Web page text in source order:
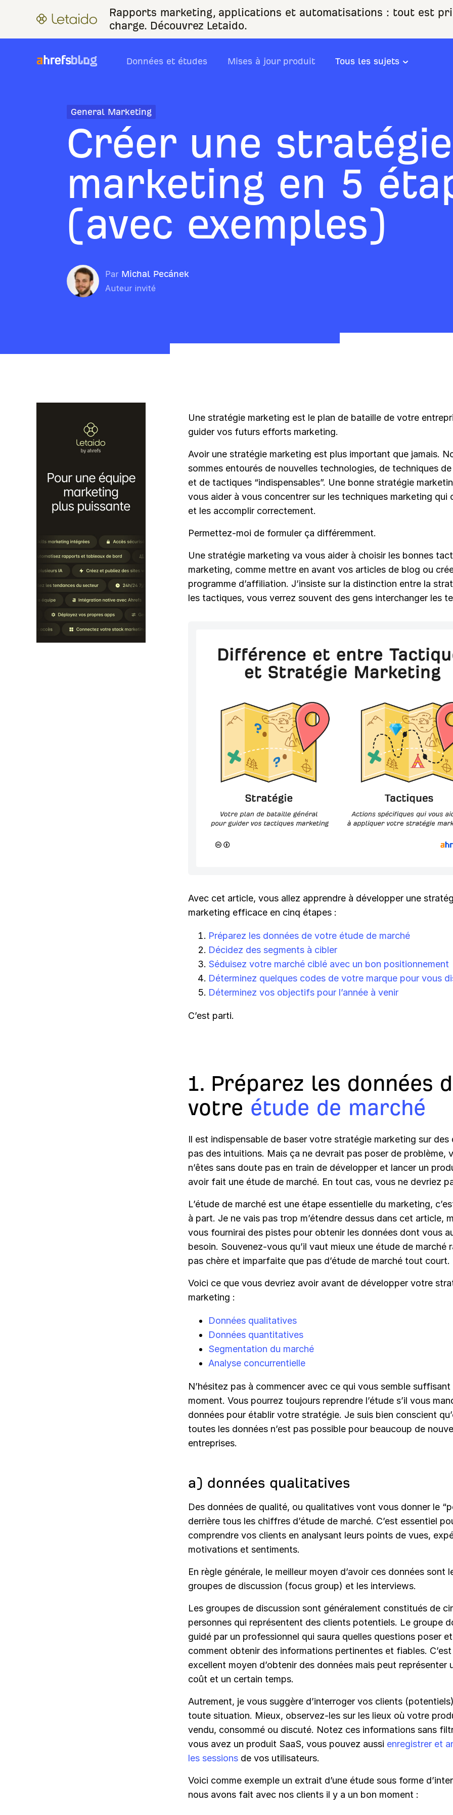
Rapports marketing, applications et automatisations : tout est
charge. Découvrez Letaido.
Données et études Mises à jour produit Tous les sujets
General Marketing
Créer une stratégie
marketing en 5
(avec exemples)
Par Michal Pecánek
Auteur invité
Une stratégie marketing est le plan de bataille de votre
guider vos futurs efforts marketing.
Avoir une stratégie marketing est plus important que jamais.
sommes entourés de nouvelles technologies, de techniques
et de tactiques “indispensables”. Une bonne stratégie
vous aider à vous concentrer sur les techniques marketing qui
et les accomplir correctement.
Permettez-moi de formuler ça différemment.
Une stratégie marketing va vous aider à choisir les bonnes
marketing, comme mettre en avant vos articles de blog ou
programme d’affiliation. J’insiste sur la distinction entre la
les tactiques, vous verrez souvent des gens interchanger les
Avec cet article, vous allez apprendre à développer une
marketing efficace en cinq étapes :
Préparez les données de votre étude de marché
Décidez des segments à cibler
Séduisez votre marché ciblé avec un bon positionnement
Déterminez quelques codes de votre marque pour vous
Déterminez vos objectifs pour l’année à venir
C’est parti.
1. Préparez les données
votre étude de marché
Il est indispensable de baser votre stratégie marketing sur des
pas des intuitions. Mais ça ne devrait pas poser de problème,
n’êtes sans doute pas en train de développer et lancer un
avoir fait une étude de marché. En tout cas, vous ne devriez
L’étude de marché est une étape essentielle du marketing,
à part. Je ne vais pas trop m’étendre dessus dans cet article,
vous fournirai des pistes pour obtenir les données dont vous
besoin. Souvenez-vous qu’il vaut mieux une étude de marché
pas chère et imparfaite que pas d’étude de marché tout court.
Voici ce que vous devriez avoir avant de développer votre
marketing :
Données qualitatives
Données quantitatives
Segmentation du marché
Analyse concurrentielle
N’hésitez pas à commencer avec ce qui vous semble suffisant
moment. Vous pourrez toujours reprendre l’étude s’il vous
données pour établir votre stratégie. Je suis bien conscient
toutes les données n’est pas possible pour beaucoup de
entreprises.
a) données qualitatives
Des données de qualité, ou qualitatives vont vous donner le
derrière tous les chiffres d’étude de marché. C’est essentiel
comprendre vos clients en analysant leurs points de vues,
motivations et sentiments.
En règle générale, le meilleur moyen d’avoir ces données sont
groupes de discussion (focus group) et les interviews.
Les groupes de discussion sont généralement constitués de
personnes qui représentent des clients potentiels. Le groupe
guidé par un professionnel qui saura quelles questions poser et
comment obtenir des informations pertinentes et fiables. C’est
excellent moyen d’obtenir des données mais peut représenter
coût et un certain temps.
Autrement, je vous suggère d’interroger vos clients
toute situation. Mieux, observez-les sur les lieux où votre
vendu, consommé ou discuté. Notez ces informations sans
vous avez un produit SaaS, vous pouvez aussi enregistrer et
les sessions de vos utilisateurs.
Voici comme exemple un extrait d’une étude sous forme
nous avons fait avec nos clients il y a un bon moment :